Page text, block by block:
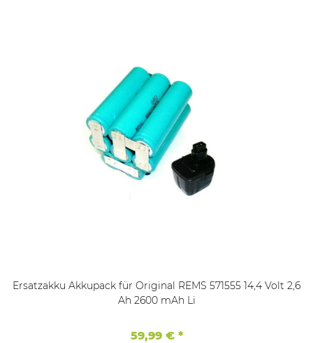
Ersatzakku Akkupack für Original REMS 571555 14,4 Volt 2,6
Ah 2600 mAh Li
59,99 € *